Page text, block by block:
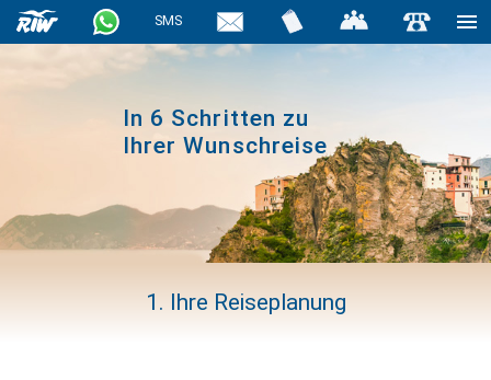
SMS
haiderose
In 6 Schritten zu
Ihrer Wunschreise
1. Ihre Reiseplanung